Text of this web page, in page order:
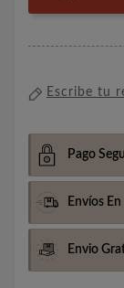
Escribe tu
Pago
Envíos
Envio